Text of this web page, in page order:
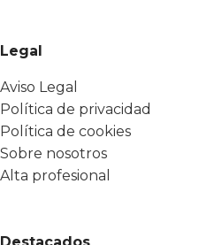
Legal
Aviso Legal
Política de privacidad
Política de cookies
Sobre nosotros
Alta profesional
Destacados